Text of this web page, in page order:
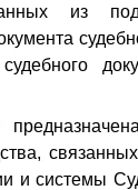
из
и системы